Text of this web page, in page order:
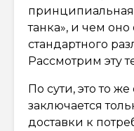
принципиальная
танка», и чем оно
стандартного
Рассмотрим эту
По сути, это то
заключается
доставки к